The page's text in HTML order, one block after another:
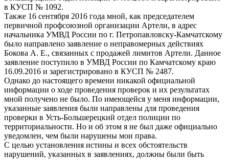
в КУСП № 1092.
Также 16 сентября 2016 года мной, как председателем
первичной профсоюзной организации Артели, в адрес
начальника УМВД России по г. Петропавловску-Камчатскому
было направлено заявление о неправомерных действиях
Бокова А. Е., связанных с продажей лимитов Артели. Данное
заявление поступило в УМВД России по Камчатскому краю
16.09.2016 и зарегистрировано в КУСП № 2487.
Однако до настоящего времени никакой официальной
информации о ходе проведения проверок и их результатах
мной получено не было. По имеющейся у меня информации,
указанные заявления были направлены для проведения
проверки в Усть-Большерецкий отдел полиции по
территориальности. Но и об этом я не был даже официально
уведомлен, чем были нарушены мои права.
С целью установления истины и всех обстоятельств
нарушений, указанных в заявлениях, должны были быть